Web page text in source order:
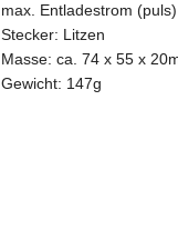
max. Entladestrom
Stecker: Litzen
Masse: ca. 74 x 55 x
Gewicht: 147g